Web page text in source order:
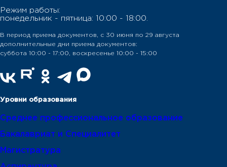
Режим работы:
понедельник - пятница: 10:00 - 18:00.
В период приема документов, с 30 июня по 29 августа
дополнительные дни приема документов:
суббота 10:00 - 17:00, воскресенье 10:00 - 15:00
Уровни образования
Среднее профессиональное образование
Бакалавриат и Специалитет
Магистратура